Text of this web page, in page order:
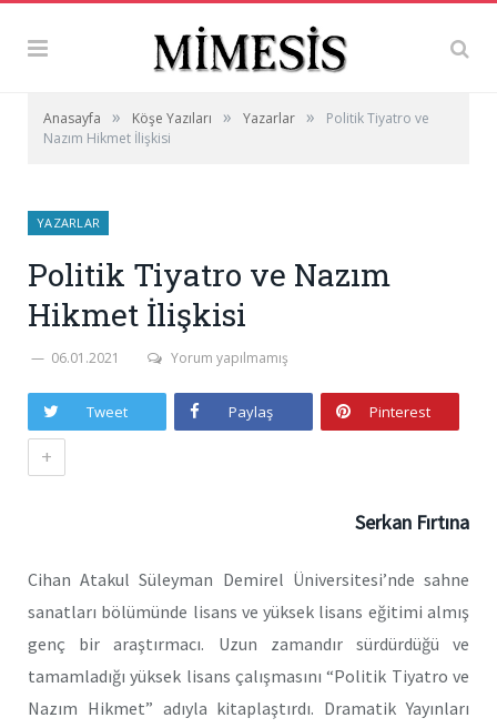
Anasayfa » Köşe Yazıları » Yazarlar »
Politik Tiyatro ve
Nazım Hikmet İlişkisi
YAZARLAR
Politik Tiyatro ve Nazım
Hikmet İlişkisi
06.01.2021 Yorum yapılmamış
Tweet Paylaş Pinterest
+
Serkan Fırtına
Cihan Atakul Süleyman Demirel Üniversitesi’nde sahne
sanatları bölümünde lisans ve yüksek lisans eğitimi almış
genç bir araştırmacı. Uzun zamandır sürdürdüğü ve
tamamladığı yüksek lisans çalışmasını “Politik Tiyatro ve
Nazım Hikmet” adıyla kitaplaştırdı. Dramatik Yayınları